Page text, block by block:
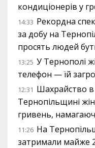
кондиціонерів у
14:33 Рекордна
за добу на
просять людей
13:25 У Тернополі
телефон — їй
12:31 Шахрайство в
Тернопільщині
гривень,
11:26 На
затримали майже